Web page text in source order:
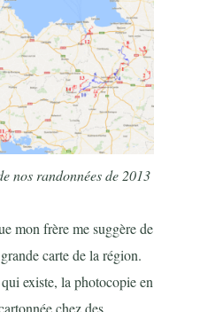
nos randonnées de 2013
mon frère me suggère de
carte de la région.
existe, la photocopie en
chez des